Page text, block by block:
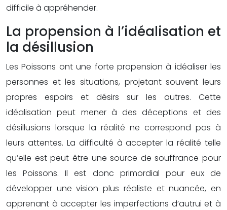
difficile à appréhender.
La propension à l’idéalisation et
la désillusion
Les Poissons ont une forte propension à idéaliser les
personnes et les situations, projetant souvent leurs
propres espoirs et désirs sur les autres. Cette
idéalisation peut mener à des déceptions et des
désillusions lorsque la réalité ne correspond pas à
leurs attentes. La difficulté à accepter la réalité telle
qu’elle est peut être une source de souffrance pour
les Poissons. Il est donc primordial pour eux de
développer une vision plus réaliste et nuancée, en
apprenant à accepter les imperfections d’autrui et à